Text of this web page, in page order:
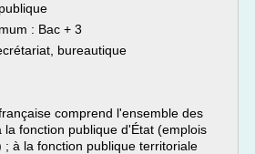
: Bac + 3
bureautique
comprend l'ensemble des
fonction publique d'État (emplois
; à la fonction publique territoriale